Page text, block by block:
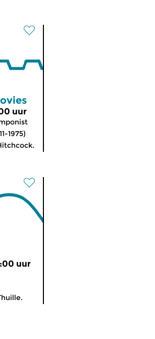
uur
1975)
uur